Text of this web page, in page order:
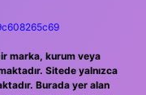
marka, kurum veya
Sitede yalnızca
Burada yer alan